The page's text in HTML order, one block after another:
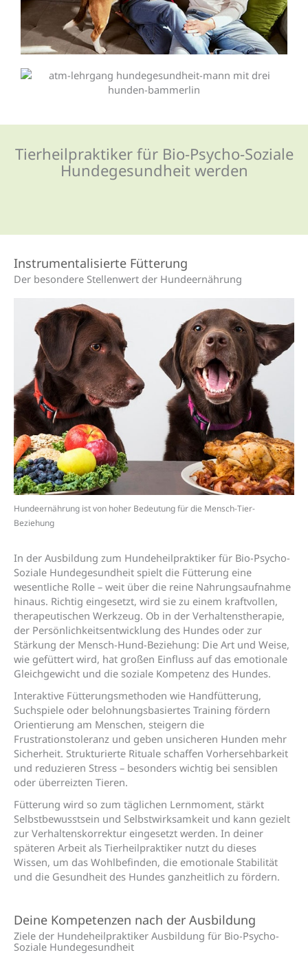
Tierheilpraktiker für Bio-Psycho-Soziale
Hundegesundheit werden
Instrumentalisierte Fütterung
Der besondere Stellenwert der Hundeernährung
Hundeernährung ist von hoher Bedeutung für die Mensch-Tier-
Beziehung
In der Ausbildung zum Hundeheilpraktiker für Bio-Psycho-
Soziale Hundegesundheit spielt die Fütterung eine
wesentliche Rolle – weit über die reine Nahrungsaufnahme
hinaus. Richtig eingesetzt, wird sie zu einem kraftvollen,
therapeutischen Werkzeug. Ob in der Verhaltenstherapie,
der Persönlichkeitsentwicklung des Hundes oder zur
Stärkung der Mensch-Hund-Beziehung: Die Art und Weise,
wie gefüttert wird, hat großen Einfluss auf das emotionale
Gleichgewicht und die soziale Kompetenz des Hundes.
Interaktive Fütterungsmethoden wie Handfütterung,
Suchspiele oder belohnungsbasiertes Training fördern
Orientierung am Menschen, steigern die
Frustrationstoleranz und geben unsicheren Hunden mehr
Sicherheit. Strukturierte Rituale schaffen Vorhersehbarkeit
und reduzieren Stress – besonders wichtig bei sensiblen
oder überreizten Tieren.
Fütterung wird so zum täglichen Lernmoment, stärkt
Selbstbewusstsein und Selbstwirksamkeit und kann gezielt
zur Verhaltenskorrektur eingesetzt werden. In deiner
späteren Arbeit als Tierheilpraktiker nutzt du dieses
Wissen, um das Wohlbefinden, die emotionale Stabilität
und die Gesundheit des Hundes ganzheitlich zu fördern.
Deine Kompetenzen nach der Ausbildung
Ziele der Hundeheilpraktiker Ausbildung für Bio-Psycho-
Soziale Hundegesundheit